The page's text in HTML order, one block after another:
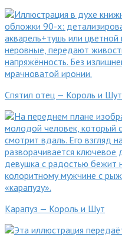
Спятил отец — Король и Шут
Карапуз — Король и Шут